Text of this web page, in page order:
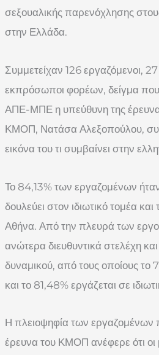
σεξουαλικής παρενόχλησης
στην Ελλάδα.
Συμμετείχαν 126 εργαζόμενοι,
εκπρόσωποι φορέων, δείγμα που,
ΑΠΕ-ΜΠΕ η υπεύθυνη της
ΚΜΟΠ, Νατάσα Αλεξοπούλου,
εικόνα του τι συμβαίνει στην
Το 84,13% των εργαζομένων
δουλεύει στον ιδιωτικό τομέα
Αθήνα. Από την πλευρά των
ανώτερα διευθυντικά στελέχη
δυναμικού, από τους οποίους το
και το 81,48% εργάζεται σε
Η πλειοψηφία των εργαζομένων
έρευνα του ΚΜΟΠ ανέφερε ότι οι